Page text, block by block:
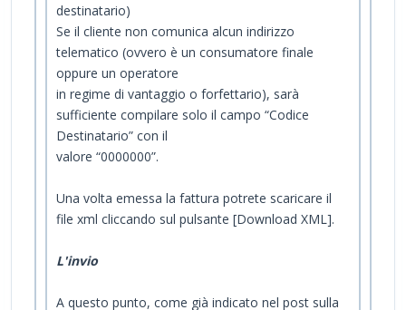
destinatario)
Se il cliente non comunica alcun indirizzo
telematico (ovvero è un consumatore finale
oppure un operatore
in regime di vantaggio o forfettario), sarà
sufficiente compilare solo il campo “Codice
Destinatario” con il
valore “0000000”.
Una volta emessa la fattura potrete scaricare il
file xml cliccando sul pulsante [Download XML].
L'invio
A questo punto, come già indicato nel post sulla